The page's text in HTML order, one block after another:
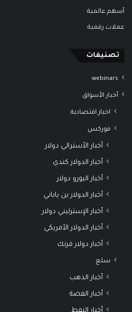
أسهم عالمية
عملات رقمية
تصنيفات
webinars
أخبار الأسواق
اخبار اقتصادية
فوركس
أخبار الأسترالي دولار
أخبار الدولار كندي
أخبار اليورو دولار
أخبار الدولار ين ياباني
أخبار الإسترليني دولار
أخبار الدولار الأمريكي
أخبار دولار فرنك
سلع
أخبار الذهب
أخبار الفضة